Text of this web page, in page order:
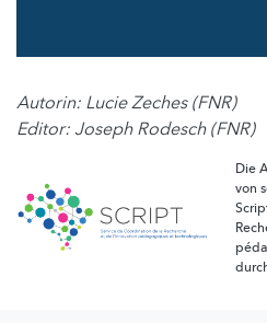
Autorin: Lucie Zeches (FNR)
Editor: Joseph Rodesch (FNR)
Die
von